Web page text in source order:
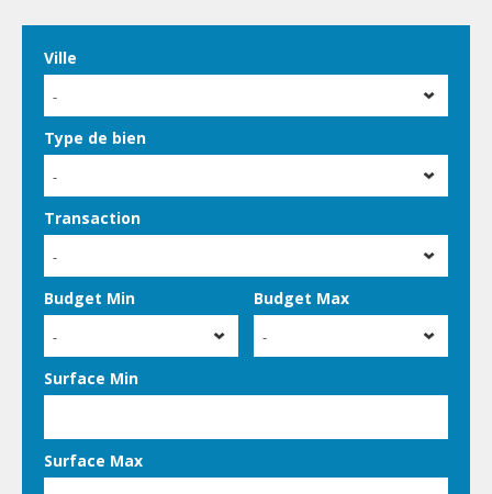
Ville
-
Type de bien
-
Transaction
-
Budget Min
-
Budget Max
-
Surface Min
Surface Max